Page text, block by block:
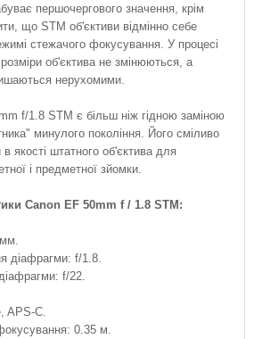
першочергового значення, крім
що STM об'єктиви відмінно себе
стежачого фокусування. У процесі
розміри об'єктива не змінюються, а
нерухомими.
f/1.8 STM є більш ніж гідною заміною
минулого покоління. Його сміливо
якості штатного об'єктива для
і предметної зйомки.
Canon EF 50mm f / 1.8 STM:
діафрагми: f/1.8.
f/22.
APS-C.
0.35 м.